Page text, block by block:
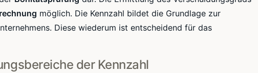
möglich. Die Kennzahl bildet die Grundlage zur
Diese wiederum ist entscheidend für das
der Kennzahl